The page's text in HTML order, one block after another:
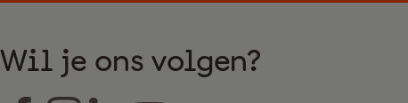
Wil je ons volgen?